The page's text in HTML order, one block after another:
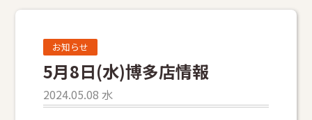
お知らせ
5月8日(水)博多店情報
2024.05.08 水